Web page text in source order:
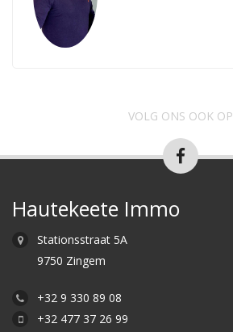
VOLG ONS OOK OP
Hautekeete Immo
Stationsstraat 5A
9750 Zingem
+32 9 330 89 08
+32 477 37 26 99